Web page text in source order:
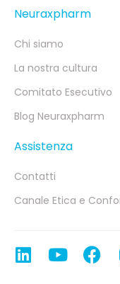
Neuraxpharm
Chi siamo
La nostra cultura
Comitato Esecutivo
Blog Neuraxpharm
Assistenza
Contatti
Canale Etica e